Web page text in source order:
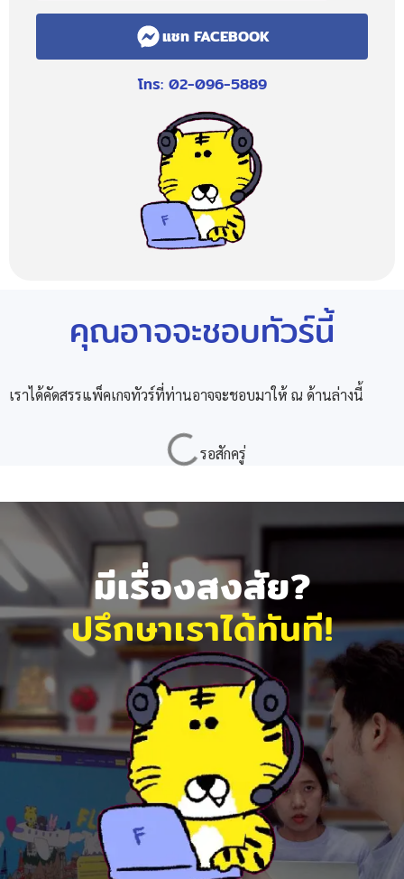
แชท FACEBOOK
โทร: 02-096-5889
คุณอาจจะชอบทัวร์นี้
เราได้คัดสรรแพ็คเกจทัวร์ที่ท่านอาจจะชอบมาให้ ณ ด้านล่างนี้
มีเรื่องสงสัย?
ปรึกษาเราได้ทันที!